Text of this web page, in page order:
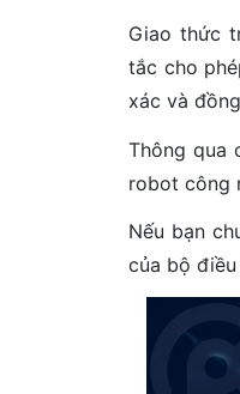
Giao thức
tắc cho
xác và
Thông qua
robot công
Nếu bạn
của bộ